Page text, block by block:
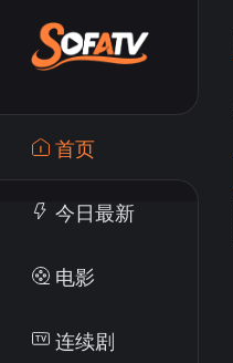
首页
今日最新
电影
连续剧